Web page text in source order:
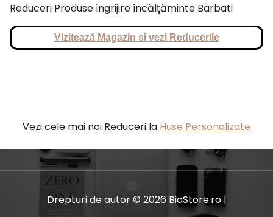
Reduceri Produse îngrijire încălţăminte Barbati
Vizitează Magazin si vezi Reducerile
Vezi cele mai noi Reduceri la Huse Personalizate
Drepturi de autor © 2026 BiaStore.ro |